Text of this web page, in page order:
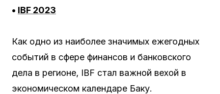
• IBF 2023
Как одно из наиболее значимых ежегодных
событий в сфере финансов и банковского
дела в регионе, IBF стал важной вехой в
экономическом календаре Баку.